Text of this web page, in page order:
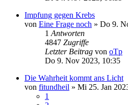
Impfung gegen Krebs
von Eine Frage noch » Do 9.
1 Antworten
4847 Zugriffe
Letzter Beitrag von oTp
Do 9. Nov 2023, 10:35
Die Wahrheit kommt ans Licht
von fitundheil » Mi 25. Jan
1